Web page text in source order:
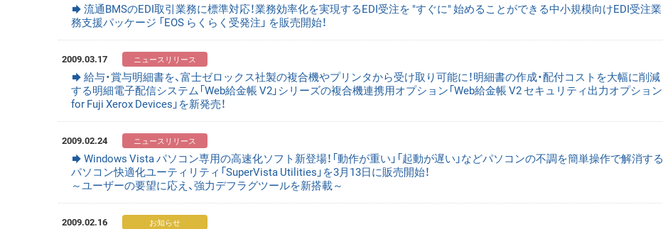
流通BMSのEDI取引業務に標準対応！業務効率化を実現するEDI受注を "すぐに" 始めることができる中小規模向けEDI受注業
務支援パッケージ 「EOS らくらく受発注」 を販売開始！
2009.03.17
給与・賞与明細書を、富士ゼロックス社製の複合機やプリンタから受け取り可能に！明細書の作成・配付コストを大幅に削減
する明細電子配信システム「Web給金帳 V2」シリーズの複合機連携用オプション「Web給金帳 V2 セキュリティ出力オプション
for Fuji Xerox Devices」を新発売！
2009.02.24
Windows Vista パソコン専用の高速化ソフト新登場！「動作が重い」「起動が遅い」などパソコンの不調を簡単操作で解消する
パソコン快適化ユーティリティ「SuperVista Utilities」を3月13日に販売開始！
～ユーザーの要望に応え、強力デフラグツールを新搭載～
2009.02.16